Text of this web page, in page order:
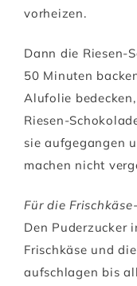
vorheizen.
Dann die Riesen-
50 Minuten
Alufolie
Riesen-
sie aufgegangen
machen nicht
Für die
Den Puderzucker
Frischkäse und
aufschlagen bis